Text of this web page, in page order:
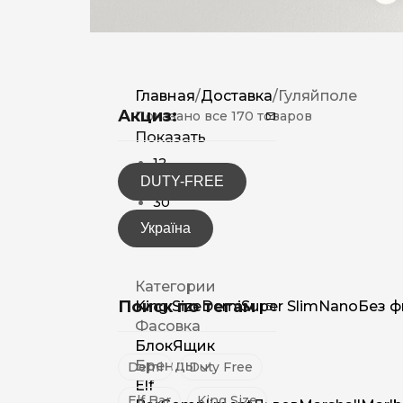
Акциз:
DUTY-FREE
Україна
Поиск по тегам
Demi Duty Free
Главная/Доставка/Гуляйполе
Показано все 170 товаров
Показать
12
15
30
Категории
King SizeDemiSuper SlimNanoБез
Фасовка
БлокЯщик
Бренды
Elf